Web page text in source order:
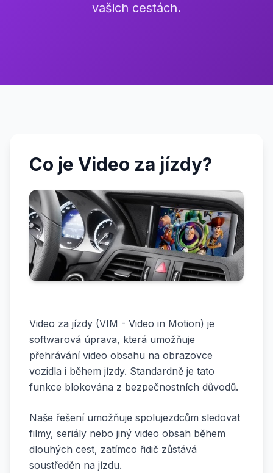
vašich cestách.
Co je Video za jízdy?
Video za jízdy (VIM - Video in Motion) je
softwarová úprava, která umožňuje
přehrávání video obsahu na obrazovce
vozidla i během jízdy. Standardně je tato
funkce blokována z bezpečnostních důvodů.
Naše řešení umožňuje spolujezdcům sledovat
filmy, seriály nebo jiný video obsah během
dlouhých cest, zatímco řidič zůstává
soustředěn na jízdu.